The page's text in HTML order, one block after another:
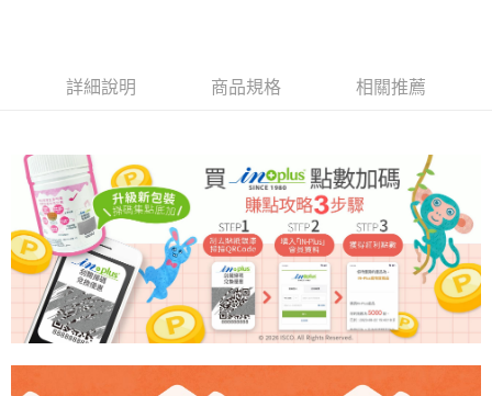
詳細說明 商品規格 相關推薦